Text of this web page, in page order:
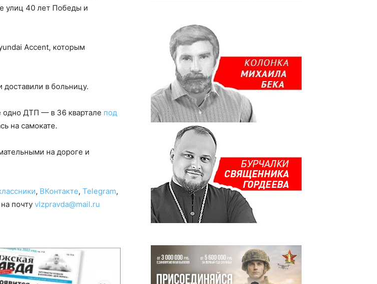
улиц 40 лет Победы и
Accent, которым
в больницу.
одно ДТП — в 36 квартале под
на самокате.
на дороге и
, ВКонтакте, Telegram,
почту vlzpravda@mail.ru